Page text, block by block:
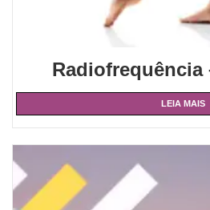
Radiofrequência
LEIA MAIS